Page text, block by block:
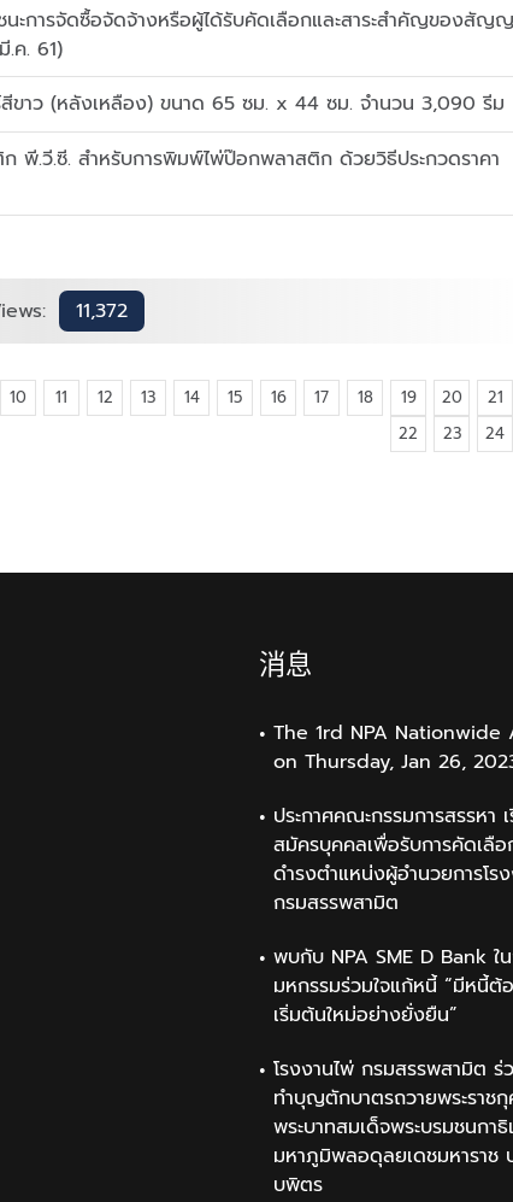
นะการจัดซื้อจัดจ้างหรือผู้ได้รับคัดเลือกและสาระสำคัญของสัญ
.ค. 61)
สีขาว (หลังเหลือง) ขนาด 65 ซม. x 44 ซม. จำนวน 3,090 รีม
ก พี.วี.ซี. สำหรับการพิมพ์ไพ่ป๊อกพลาสติก ด้วยวิธีประกวดราคา
11,372
10 11 12 13 14 15 16 17 18 19 20
21
22
23 24
消息
The 1rd NPA Nationwide
on Thursday, Jan 26,
ประกาศคณะกรรมการสรรหา
สมัครบุคคลเพื่อรับการคัดเลือ
ดำรงตำแหน่งผู้อำนวยการโร
กรมสรรพสามิต
พบกับ NPA SME D Bank ใ
มหกรรมร่วมใจแก้หนี้ “มีหนี้ต้
เริ่มต้นใหม่อย่างยั่งยืน”
โรงงานไพ่ กรมสรรพสามิต ร่
ทำบุญตักบาตรถวายพระราช
พระบาทสมเด็จพระบรมชนกาธิ
มหาภูมิพลอดุลยเดชมหาราช
บพิตร